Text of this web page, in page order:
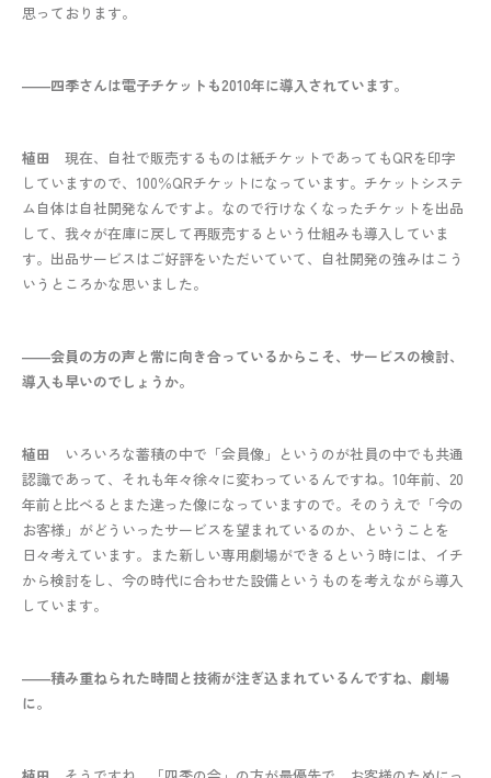
思っております。
――四季さんは電子チケットも2010年に導入されています。
植田
現在、自社で販売するものは紙チケットであってもQRを印字
していますので、100％QRチケットになっています。チケットシステ
ム自体は自社開発なんですよ。なので行けなくなったチケットを出品
して、我々が在庫に戻して再販売するという仕組みも導入していま
す。出品サービスはご好評をいただいていて、自社開発の強みはこう
いうところかな思いました。
――会員の方の声と常に向き合っているからこそ、サービスの検討、
導入も早いのでしょうか。
植田
いろいろな蓄積の中で「会員像」というのが社員の中でも共通
認識であって、それも年々徐々に変わっているんですね。10年前、20
年前と比べるとまた違った像になっていますので。そのうえで「今の
お客様」がどういったサービスを望まれているのか、ということを
日々考えています。また新しい専用劇場ができるという時には、イチ
から検討をし、今の時代に合わせた設備というものを考えながら導入
しています。
――積み重ねられた時間と技術が注ぎ込まれているんですね、劇場
に。